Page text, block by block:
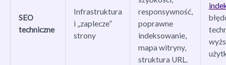
SEO
techniczne
Infrastruktura
i „zaplecze”
strony
responsywność,
poprawne
indeksowanie,
mapa witryny,
struktura URL.